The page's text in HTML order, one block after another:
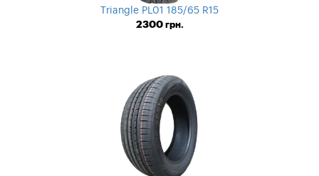
Triangle PL01 185/65 R15
2300 грн.